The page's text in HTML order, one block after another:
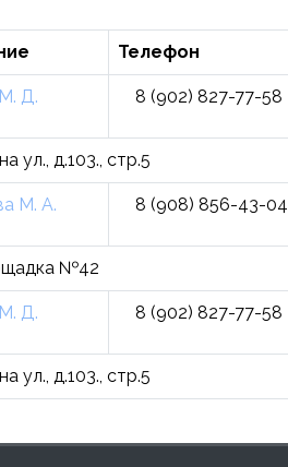
Телефон
Д. 8 (902) 827-77-58
ул., д.103., стр.5
М. А. 8 (908) 856-43-04
№42
Д. 8 (902) 827-77-58
ул., д.103., стр.5